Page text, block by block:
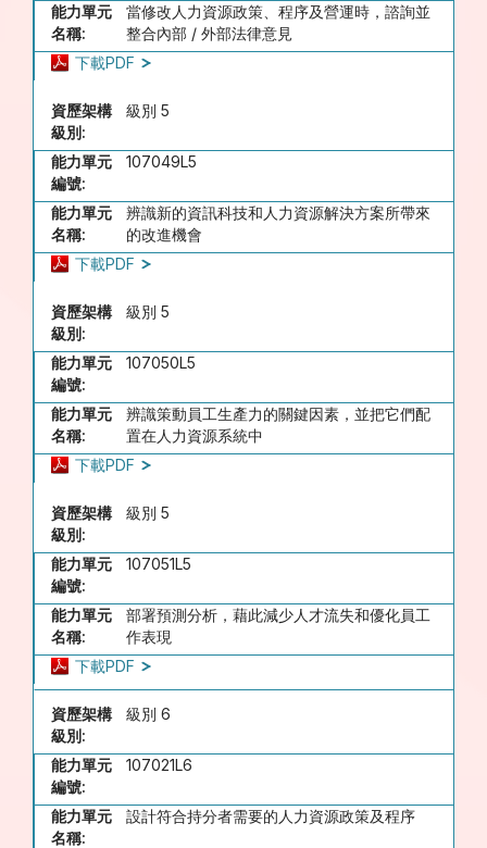
能力單元
名稱:
當修改人力資源政策、程序及營運時，諮詢並
整合內部 / 外部法律意見
下載PDF
資歷架構
級別:
級別 5
能力單元
編號:
107049L5
能力單元
名稱:
辨識新的資訊科技和人力資源解決方案所帶來
的改進機會
下載PDF
資歷架構
級別:
級別 5
能力單元
編號:
107050L5
能力單元
名稱:
辨識策動員工生產力的關鍵因素，並把它們配
置在人力資源系統中
下載PDF
資歷架構
級別:
級別 5
能力單元
編號:
107051L5
能力單元
名稱:
部署預測分析，藉此減少人才流失和優化員工
作表現
下載PDF
資歷架構
級別:
級別 6
能力單元
編號:
107021L6
能力單元
名稱:
設計符合持分者需要的人力資源政策及程序